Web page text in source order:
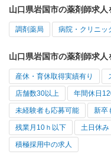
山口県岩国市の薬剤師求
調剤薬局 病院・クリニッ
山口県岩国市の薬剤師求
産休・育休取得実績有り
店舗数30以上 年間休日
未経験者も応募可能 新卒
残業月10ｈ以下 土日休み
積極採用中の求人